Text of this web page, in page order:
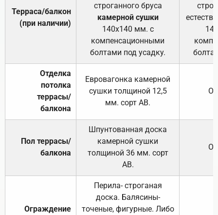
Терраса/балкон
(при наличии)
строганного бруса
камерной сушки
140х140 мм. с
компенсационными
болтами под усадку.
Отделка
потолка
террасы/
балкона
Евровагонка камерной
сушки толщиной 12,5
мм. сорт АВ.
Пол террасы/
балкона
Шпунтованная доска
камерной сушки
толщиной 36 мм. сорт
АВ.
Ограждение
Перила- строганая
доска. Балясины-
точеные, фигурные. Либо